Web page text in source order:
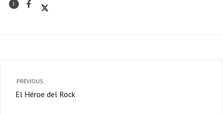
1
PREVIOUS
El Héroe del Rock